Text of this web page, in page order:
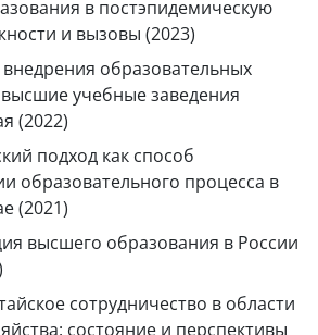
в постэпидемическую
и вызовы (2023)
внедрения образовательных
учебные заведения
(2022)
подход как способ
образовательного процесса в
(2021)
высшего образования в России
сотрудничество в области
состояние и перспективы